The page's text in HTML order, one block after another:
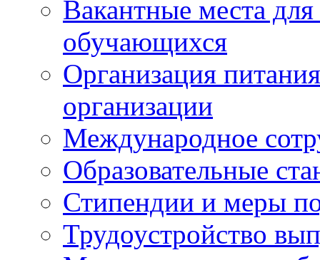
Вакантные места
обучающихся
Организация
организации
Международное
Образовательные
Стипендии и меры
Трудоустройство